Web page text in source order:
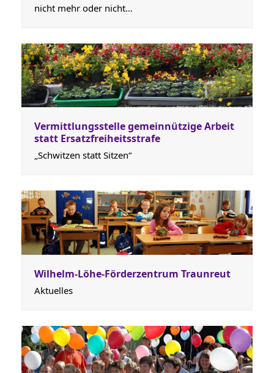
nicht mehr oder nicht…
Vermittlungsstelle gemeinnützige Arbeit
statt Ersatzfreiheitsstrafe
„Schwitzen statt Sitzen“
Wilhelm-Löhe-Förderzentrum Traunreut
Aktuelles